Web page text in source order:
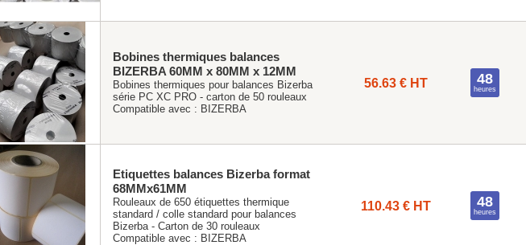
Bobines thermiques balances
BIZERBA 60MM x 80MM x 12MM
Bobines thermiques pour balances Bizerba
série PC XC PRO - carton de 50 rouleaux
Compatible avec : BIZERBA
56.63 € HT 48
heures
Etiquettes balances Bizerba format
68MMx61MM
Rouleaux de 650 étiquettes thermique
standard / colle standard pour balances
Bizerba - Carton de 30 rouleaux
Compatible avec : BIZERBA
110.43 € HT 48
heures